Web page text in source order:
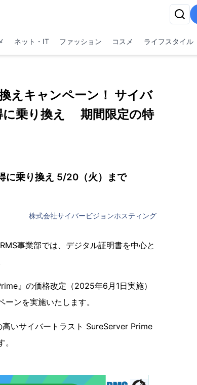
ネット・IT ファッション コスメ ライフスタイル
えキャンペーン！ サイバ
に乗り換え 期間限定の特
に乗り換え 5/20（火）まで
株式会社サイバービジョンホスティング
事業部では、デジタル証明書を中心と
』の価格改定（2025年6月1日実施）
ンを実施いたします。
いサイバートラスト SureServer Prime